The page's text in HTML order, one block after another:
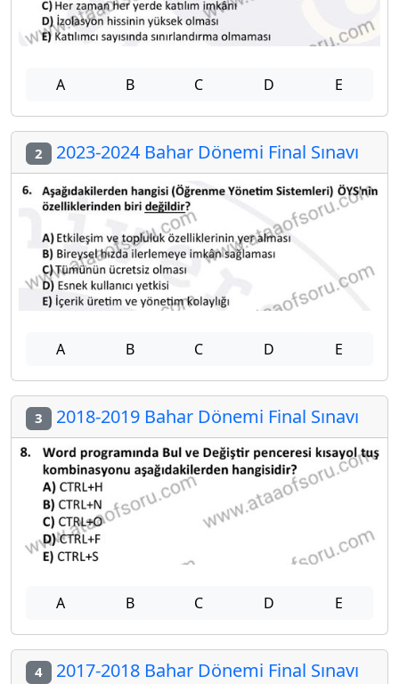
A B C D E
2 2023-2024 Bahar Dönemi Final Sınavı
A B C D E
3 2018-2019 Bahar Dönemi Final Sınavı
A B C D E
4 2017-2018 Bahar Dönemi Final Sınavı